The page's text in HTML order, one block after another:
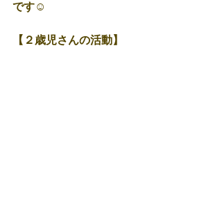
です☺️
【２歳児さんの活動】